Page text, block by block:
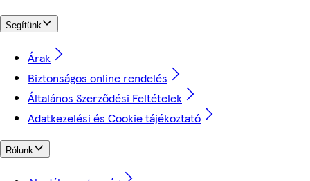
Segítünk
Árak
Biztonságos online rendelés
Általános Szerződési Feltételek
Adatkezelési és Cookie tájékoztató
Rólunk